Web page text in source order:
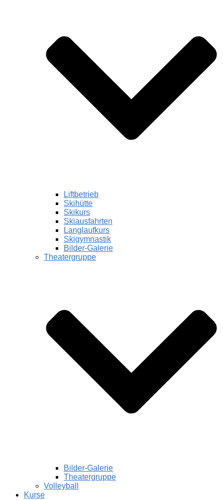
Liftbetrieb
Skihütte
Skikurs
Skiausfahrten
Langlaufkurs
Skigymnastik
Bilder-Galerie
Theatergruppe
Bilder-Galerie
Theatergruppe
Volleyball
Kurse